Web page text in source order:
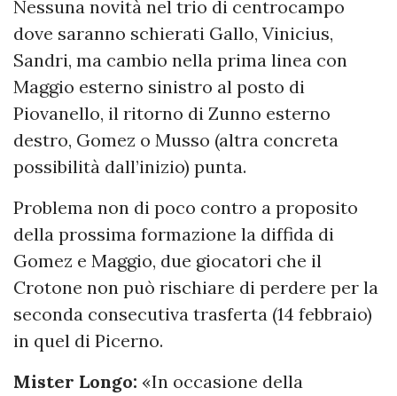
Nessuna novità nel trio di centrocampo
dove saranno schierati Gallo, Vinicius,
Sandri, ma cambio nella prima linea con
Maggio esterno sinistro al posto di
Piovanello, il ritorno di Zunno esterno
destro, Gomez o Musso (altra concreta
possibilità dall’inizio) punta.
Problema non di poco contro a proposito
della prossima formazione la diffida di
Gomez e Maggio, due giocatori che il
Crotone non può rischiare di perdere per la
seconda consecutiva trasferta (14 febbraio)
in quel di Picerno.
Mister Longo: «In occasione della